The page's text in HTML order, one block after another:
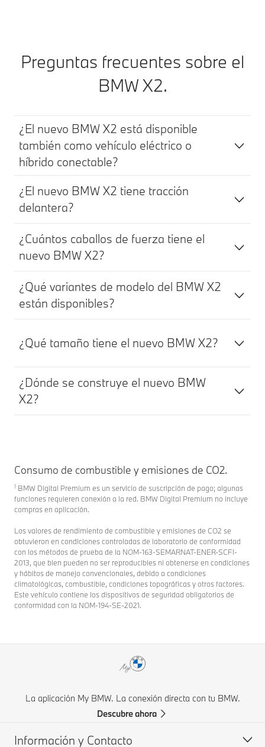
Preguntas frecuentes sobre el
BMW X2.
¿El nuevo BMW X2 está disponible
también como vehículo eléctrico o
híbrido conectable?
¿El nuevo BMW X2 tiene tracción
delantera?
¿Cuántos caballos de fuerza tiene el
nuevo BMW X2?
¿Qué variantes de modelo del BMW X2
están disponibles?
¿Qué tamaño tiene el nuevo BMW X2?
¿Dónde se construye el nuevo BMW
X2?
Consumo de combustible y emisiones de CO2.
1 BMW Digital Premium es un servicio de suscripción de pago; algunas
funciones requieren conexión a la red. BMW Digital Premium no incluye
compras en aplicación.
Los valores de rendimiento de combustible y emisiones de CO2 se
obtuvieron en condiciones controladas de laboratorio de conformidad
con los métodos de prueba de la NOM-163-SEMARNAT-ENER-SCFI-
2013, que bien pueden no ser reproducibles ni obtenerse en condiciones
y hábitos de manejo convencionales, debido a condiciones
climatológicas, combustible, condiciones topográficas y otros factores.
Este vehículo contiene los dispositivos de seguridad obligatorios de
conformidad con la NOM-194-SE-2021.
La aplicación My BMW. La conexión directa con tu BMW.
Descubre ahora
Información y Contacto